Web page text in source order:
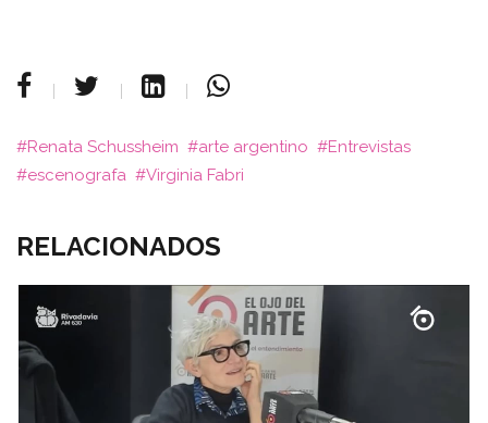
Renata Schussheim arte argentino
Entrevistas
escenografa
Virginia Fabri
RELACIONADOS